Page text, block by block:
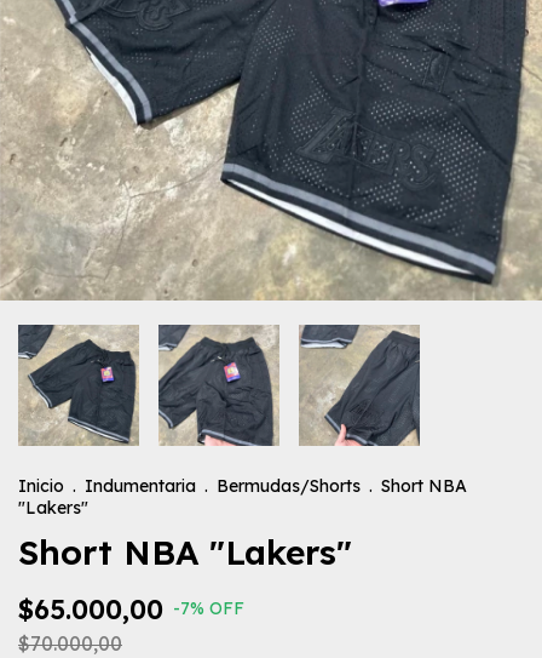
Inicio . Indumentaria . Bermudas/Shorts . Short NBA
"Lakers"
Short NBA "Lakers"
$65.000,00 -7% OFF
$70.000,00